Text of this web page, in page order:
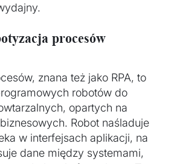
procesów
znana też jako RPA, to
robotów do
opartych na
Robot naśladuje
w interfejsach aplikacji, na
dane między systemami,